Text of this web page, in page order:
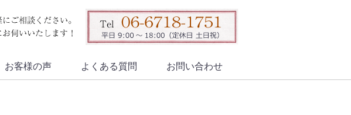
お客様の声 よくある質問 お問い合わせ